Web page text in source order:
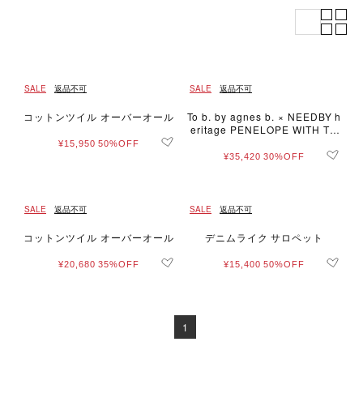
SALE 返品不可
コットンツイル オーバーオール
¥15,950 50%OFF
SALE 返品不可
To b. by agnes b. × NEEDBY h
eritage PENELOPE WITH TO
¥35,420 30%OFF
SALE 返品不可
コットンツイル オーバーオール
¥20,680 35%OFF
SALE 返品不可
デニムライク サロペット
¥15,400 50%OFF
1